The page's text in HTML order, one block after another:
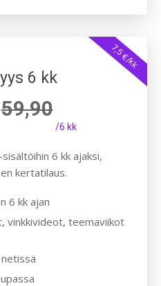
7,5 €/kk
6 kk
59,90
/6 kk
6 kk ajaksi,
kertatilaus.
6 kk ajan
vinkkivideot, teemaviikot